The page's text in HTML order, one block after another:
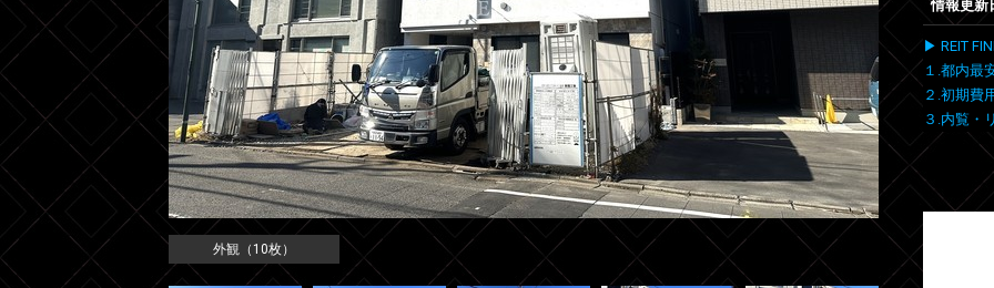
外観（10枚）
情報更新
▶ REIT
１.都内最
２.初期費
３.内覧・